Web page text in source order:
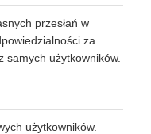
przesłań w
za
samych użytkowników.
użytkowników.